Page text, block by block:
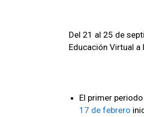
Del 21 al 25 de
Educación Virtual
El primer
17 de febrero